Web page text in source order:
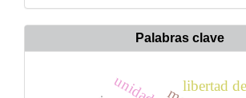
Palabras clave
libertad